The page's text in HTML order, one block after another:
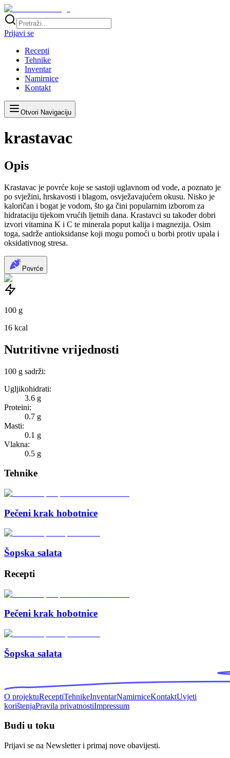
Prijavi se
Recepti
Tehnike
Inventar
Namirnice
Kontakt
Otvori Navigaciju
krastavac
Opis
Krastavac je povrće koje se sastoji uglavnom od vode, a poznato je
po svježini, hrskavosti i blagom, osvježavajućem okusu. Nisko je
kaloričan i bogat je vodom, što ga čini popularnim izborom za
hidrataciju tijekom vrućih ljetnih dana. Krastavci su također dobri
izvori vitamina K i C te minerala poput kalija i magnezija. Osim
toga, sadrže antioksidanse koji mogu pomoći u borbi protiv upala i
oksidativnog stresa.
Povrće
100 g
16 kcal
Nutritivne vrijednosti
100 g sadrži:
Ugljikohidrati:
3.6 g
Proteini:
0.7 g
Masti:
0.1 g
Vlakna:
0.5 g
Tehnike
Pečeni krak hobotnice
Šopska salata
Recepti
Pečeni krak hobotnice
Šopska salata
O projektuReceptiTehnikeInventarNamirniceKontaktUvjeti
korištenjaPravila privatnostiImpressum
Budi u toku
Prijavi se na Newsletter i primaj nove obavijesti.